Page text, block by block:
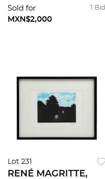
cm
1 Bid
Sold for
MXN$2,000
Lot 231
RENÉ MAGRITTE,